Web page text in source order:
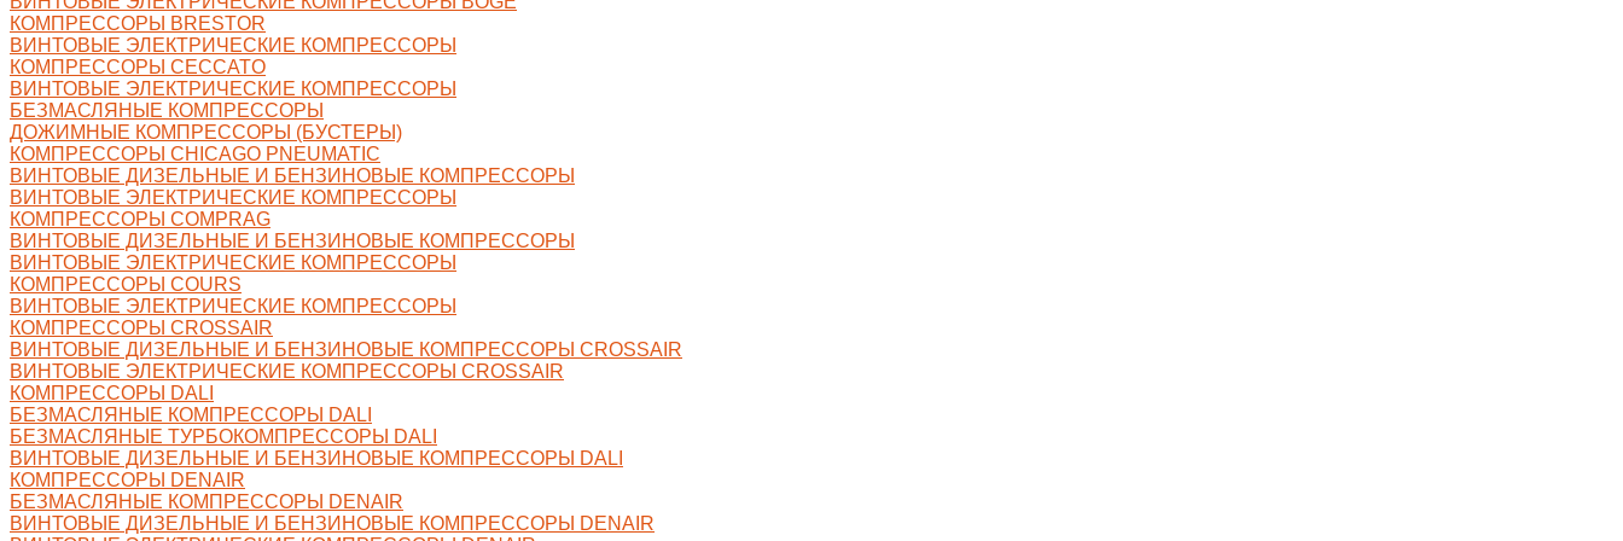
КОМПРЕССОРЫ BRESTOR
ВИНТОВЫЕ ЭЛЕКТРИЧЕСКИЕ КОМПРЕССОРЫ
КОМПРЕССОРЫ CECCATO
ВИНТОВЫЕ ЭЛЕКТРИЧЕСКИЕ КОМПРЕССОРЫ
БЕЗМАСЛЯНЫЕ КОМПРЕССОРЫ
ДОЖИМНЫЕ КОМПРЕССОРЫ (БУСТЕРЫ)
КОМПРЕССОРЫ CHICAGO PNEUMATIC
ВИНТОВЫЕ ДИЗЕЛЬНЫЕ И БЕНЗИНОВЫЕ КОМПРЕССОРЫ
ВИНТОВЫЕ ЭЛЕКТРИЧЕСКИЕ КОМПРЕССОРЫ
КОМПРЕССОРЫ COMPRAG
ВИНТОВЫЕ ДИЗЕЛЬНЫЕ И БЕНЗИНОВЫЕ КОМПРЕССОРЫ
ВИНТОВЫЕ ЭЛЕКТРИЧЕСКИЕ КОМПРЕССОРЫ
КОМПРЕССОРЫ COURS
ВИНТОВЫЕ ЭЛЕКТРИЧЕСКИЕ КОМПРЕССОРЫ
КОМПРЕССОРЫ CROSSAIR
ВИНТОВЫЕ ДИЗЕЛЬНЫЕ И БЕНЗИНОВЫЕ КОМПРЕССОРЫ CROSSAIR
ВИНТОВЫЕ ЭЛЕКТРИЧЕСКИЕ КОМПРЕССОРЫ CROSSAIR
КОМПРЕССОРЫ DALI
БЕЗМАСЛЯНЫЕ КОМПРЕССОРЫ DALI
БЕЗМАСЛЯНЫЕ ТУРБОКОМПРЕССОРЫ DALI
ВИНТОВЫЕ ДИЗЕЛЬНЫЕ И БЕНЗИНОВЫЕ КОМПРЕССОРЫ DALI
КОМПРЕССОРЫ DENAIR
БЕЗМАСЛЯНЫЕ КОМПРЕССОРЫ DENAIR
ВИНТОВЫЕ ДИЗЕЛЬНЫЕ И БЕНЗИНОВЫЕ КОМПРЕССОРЫ DENAIR